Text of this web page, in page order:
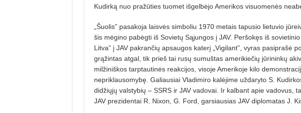
Kudirką nuo pražūties tuomet išgelbėjo Amerikos visuomenės
„Šuolis” pasakoja laisvės simboliu 1970 metais tapusio lietuvio
šis mėgino pabėgti iš Sovietų Sąjungos į JAV. Peršokęs iš
Litva” į JAV pakrančių apsau­gos katerį „Vigilant”, vyras pasiprašė
grąžin­tas atgal, tik prieš tai rusų sumuštas amerikiečių jūrininkų
milžiniškos tarptautinės reakcijos, visoje Amerikoje kilo
nepriklausomybę. Galiausiai Vladimiro kalėjime uždaryto S.
didžiųjų valstybių – SSRS ir JAV vadovai. Ir kalbant apie vadovus,
JAV prezidentai R. Nixon, G. Ford, garsiausias JAV diplomatas J.